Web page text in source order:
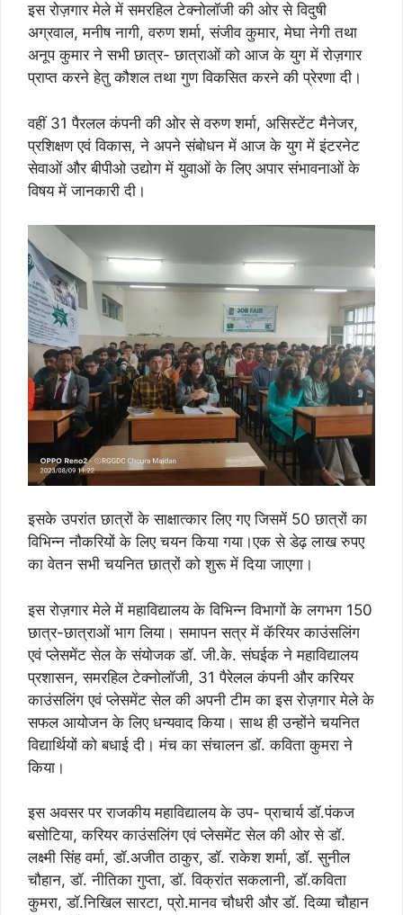
इस रोज़गार मेले में समरहिल टेक्नोलॉजी की ओर से विदुषी
अग्रवाल, मनीष नागी, वरुण शर्मा, संजीव कुमार, मेघा नेगी तथा
अनूप कुमार ने सभी छात्र- छात्राओं को आज के युग में रोज़गार
प्राप्त करने हेतु कौशल तथा गुण विकसित करने की प्रेरणा दी।
वहीं 31 पैरलल कंपनी की ओर से वरुण शर्मा, असिस्टेंट मैनेजर,
प्रशिक्षण एवं विकास, ने अपने संबोधन में आज के युग में इंटरनेट
सेवाओं और बीपीओ उद्योग में युवाओं के लिए अपार संभावनाओं के
विषय में जानकारी दी।
इसके उपरांत छात्रों के साक्षात्कार लिए गए जिसमें 50 छात्रों का
विभिन्न नौकरियों के लिए चयन किया गया।एक से डेढ़ लाख रुपए
का वेतन सभी चयनित छात्रों को शुरू में दिया जाएगा।
इस रोज़गार मेले में महाविद्यालय के विभिन्न विभागों के लगभग 150
छात्र-छात्राओं भाग लिया।समापन सत्र में कॅरियर काउंसलिंग
एवं प्लेसमेंट सेल के संयोजक डॉ. जी.के. संघईक ने महाविद्यालय
प्रशासन, समरहिल टेक्नोलॉजी, 31 पैरेलल कंपनी और करियर
काउंसलिंग एवं प्लेसमेंट सेल की अपनी टीम का इस रोज़गार मेले के
सफल आयोजन के लिए धन्यवाद किया। साथ ही उन्होंने चयनित
विद्यार्थियों को बधाई दी। मंच का संचालन डॉ. कविता कुमरा ने
किया।
इस अवसर पर राजकीय महाविद्यालय के उप- प्राचार्य डॉ.पंकज
बसोटिया, करियर काउंसलिंग एवं प्लेसमेंट सेल की ओर से डॉ.
लक्ष्मी सिंह वर्मा, डॉ.अजीत ठाकुर, डॉ. राकेश शर्मा, डॉ. सुनील
चौहान, डॉ. नीतिका गुप्ता, डॉ. विक्रांत सकलानी, डॉ.कविता
कुमरा, डॉ.निखिल सारटा, प्रो.मानव चौधरी और डॉ. दिव्या चौहान